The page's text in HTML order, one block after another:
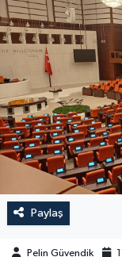
Paylaş
Pelin Güvendik